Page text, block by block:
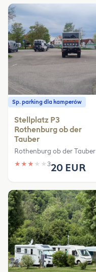
Sp. parking dla kamperów
Stellplatz P3
Rothenburg ob der
Tauber
Rothenburg ob der Tauber
★ ★ ★ ★ ★ 320 EUR